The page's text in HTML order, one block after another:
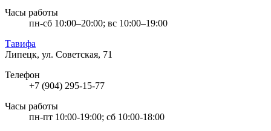
Часы работы
пн-сб 10:00–20:00; вс 10:00–19:00
Тавифа
Липецк, ул. Советская, 71
Телефон
+7 (904) 295-15-77
Часы работы
пн-пт 10:00-19:00; сб 10:00-18:00